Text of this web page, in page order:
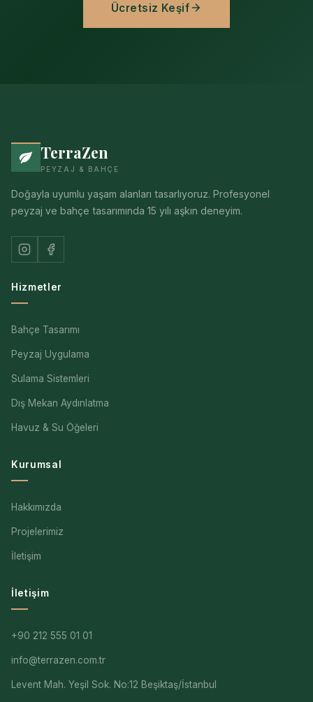
Ücretsiz Keşif
TerraZen
PEYZAJ & BAHÇE
Doğayla uyumlu yaşam alanları tasarlıyoruz. Profesyonel
peyzaj ve bahçe tasarımında 15 yılı aşkın deneyim.
Hizmetler
Bahçe Tasarımı
Peyzaj Uygulama
Sulama Sistemleri
Dış Mekan Aydınlatma
Havuz & Su Öğeleri
Kurumsal
Hakkımızda
Projelerimiz
İletişim
İletişim
+90 212 555 01 01
info@terrazen.com.tr
Levent Mah. Yeşil Sok. No:12 Beşiktaş/İstanbul